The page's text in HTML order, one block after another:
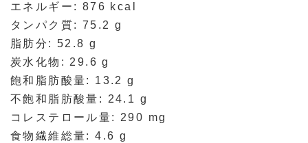
エネルギー: 876 kcal
タンパク質: 75.2 g
脂肪分: 52.8 g
炭水化物: 29.6 g
飽和脂肪酸量: 13.2 g
不飽和脂肪酸量: 24.1 g
コレステロール量: 290 mg
食物繊維総量: 4.6 g